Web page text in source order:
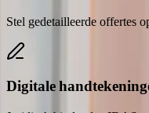
Stel gedetailleerde offertes
Digitale